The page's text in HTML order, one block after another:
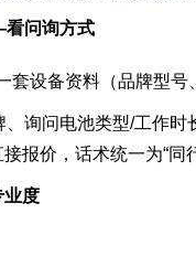
问询方式
套设备资料（品牌型号
、询问电池类型/工作时
报价，话术统一为“同
业度